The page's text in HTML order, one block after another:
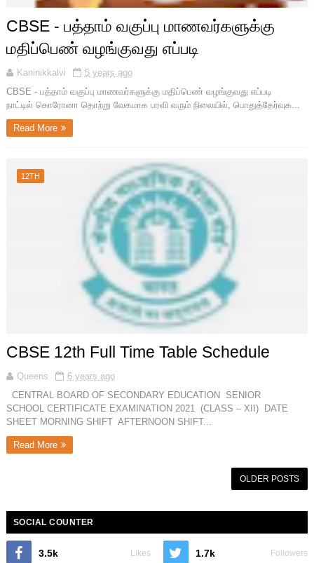
CBSE - பத்தாம் வகுப்பு மாணவர்களுக்கு
மதிப்பெண் வழங்குவது எப்படி
Kaninikkalvi
5 years ago
CBSE - பத்தாம் வகுப்பு மாணவர்களுக்கு மதிப்பெண் வழங்குவது எப்படி
நாட்டில் கொரோனா தொற்று வேகமாக பரவி வரும் நிலையில், பொதுத்தேர்வுக...
Read More
12TH
CBSE 12th Full Time Table Schedule
Queens
6 years ago
CENTRAL BOARD OF SECONDARY EDUCATION SENIOR
SCHOOL CERTIFICATE EXAMINATION 2021 (CLASS – XII) DATE
SHEET MORNING SHIFT AFTERNOON SHIFT...
Read More
OLDER POSTS
SOCIAL COUNTER
3.5k Likes 1.7k Followers